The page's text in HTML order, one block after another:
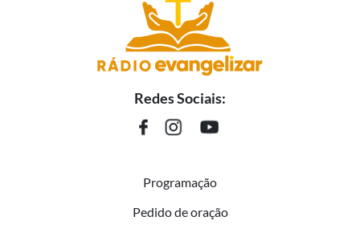
Redes Sociais:
Programação
Pedido de oração